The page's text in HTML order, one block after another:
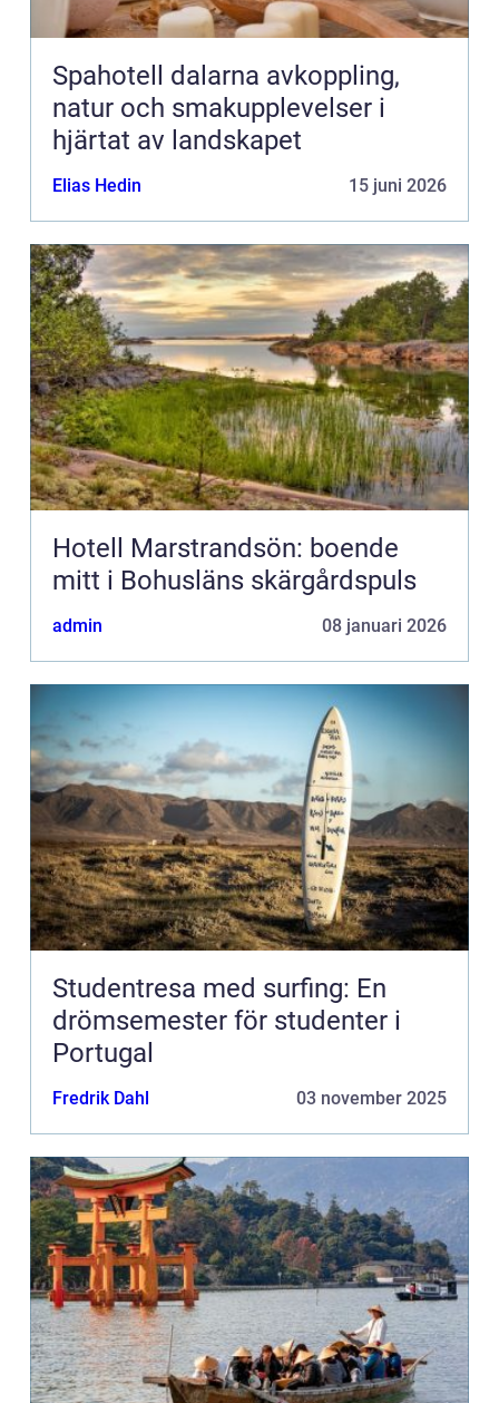
Spahotell dalarna avkoppling,
natur och smakupplevelser i
hjärtat av landskapet
Elias Hedin 15 juni 2026
Hotell Marstrandsön: boende
mitt i Bohusläns skärgårdspuls
admin 08 januari 2026
Studentresa med surfing: En
drömsemester för studenter i
Portugal
Fredrik Dahl 03 november 2025